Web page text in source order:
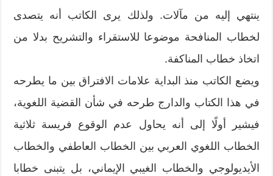
ينتهي إليه من مآلات. ولذلك يرى الكاتب أنه يتصدى
لخطاب المنافحة موضوعا للاستقراء والتشريح بدلا من
اتخاذ خطاب المناكفة.
ويضع الكاتب منذ البداية علامات الافتراق بين ما يطرحه
في هذا الكتاب والدارج طرحه في شأن القضية اللغوية،
فيشير أولًا إلى أنه يحاول عدم الوقوع فريسة ثلاثية
الخطاب اللغوي العربي بين الخطاب العاطفي والخطاب
الأيديولوجي والخطاب الغيبي الإيماني، بل يتبنى خطابا